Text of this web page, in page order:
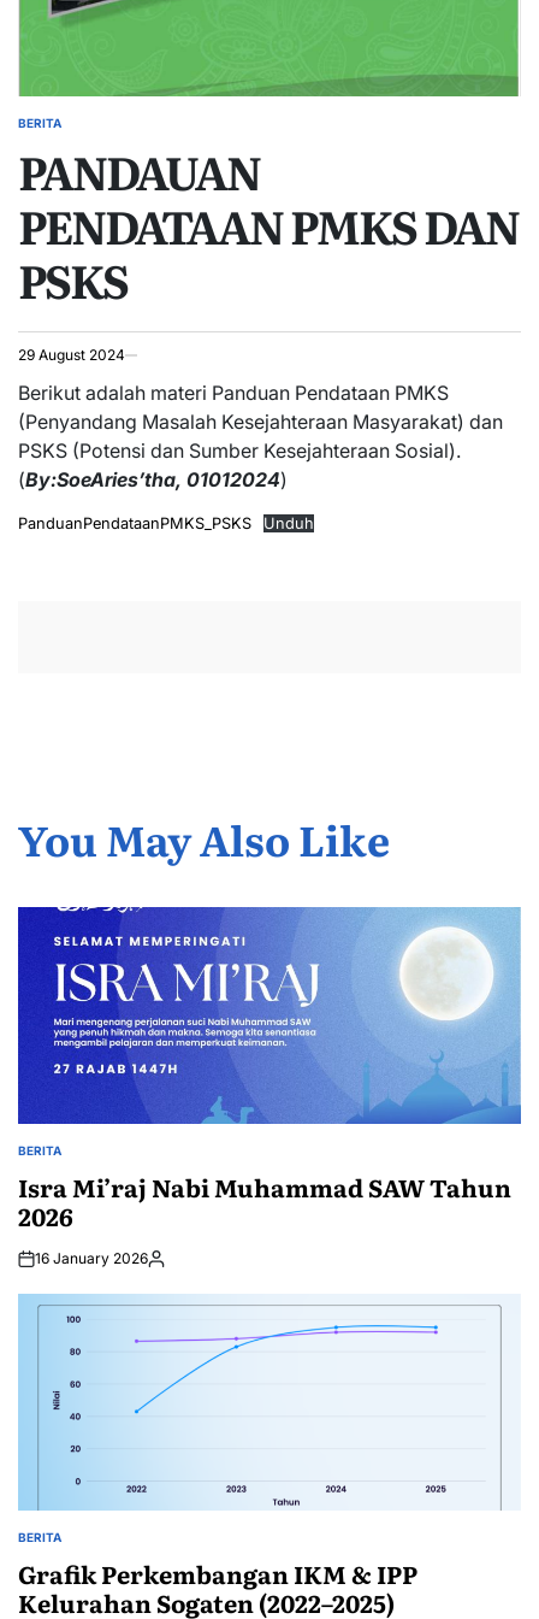
POSTED
BERITA
PANDAUAN
PENDATAAN PMKS DAN
PSKS
29 August 2024
Berikut adalah materi Panduan Pendataan PMKS
(Penyandang Masalah Kesejahteraan Masyarakat) dan
PSKS (Potensi dan Sumber Kesejahteraan Sosial).
(By:SoeAries’tha, 01012024)
PanduanPendataanPMKS_PSKS Unduh
You May Also Like
POSTED
BERITA
Isra Mi’raj Nabi Muhammad SAW Tahun
2026
16 January 2026Posted
POSTED
BERITA
Grafik Perkembangan IKM & IPP
Kelurahan Sogaten (2022–2025)